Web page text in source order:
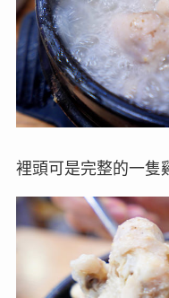
裡頭可是完整的一隻